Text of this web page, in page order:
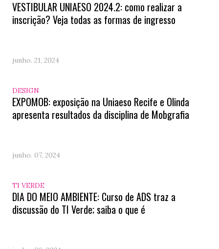
VESTIBULAR UNIAESO 2024.2: como realizar a
inscrição? Veja todas as formas de ingresso
junho. 21, 2024
DESIGN
EXPOMOB: exposição na Uniaeso Recife e Olinda
apresenta resultados da disciplina de Mobgrafia
junho. 07, 2024
TI VERDE
DIA DO MEIO AMBIENTE: Curso de ADS traz a
discussão do TI Verde; saiba o que é